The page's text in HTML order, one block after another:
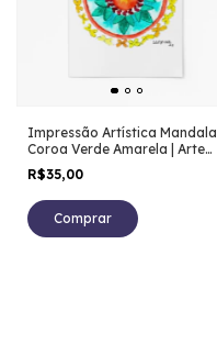
Impressão Artística Mandala
Coroa Verde Amarela | Arte
em Aquarela | Arte Autoral
R$35,00
Comprar